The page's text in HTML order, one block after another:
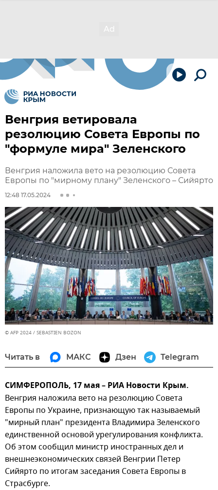
Венгрия ветировала
резолюцию Совета Европы по
"формуле мира" Зеленского
Венгрия наложила вето на резолюцию Совета
Европы по "мирному плану" Зеленского – Сийярто
12:48 17.05.2024
© AFP 2024 / SEBASTIEN BOZON
Читать в МАКС Дзен Telegram
СИМФЕРОПОЛЬ, 17 мая – РИА Новости Крым.
Венгрия наложила вето на резолюцию Совета
Европы по Украине, признающую так называемый
"мирный план" президента Владимира Зеленского
единственной основой урегулирования конфликта.
Об этом сообщил министр иностранных дел и
внешнеэкономических связей Венгрии Петер
Сийярто по итогам заседания Совета Европы в
Страсбурге.